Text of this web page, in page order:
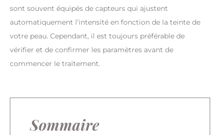
sont souvent équipés de capteurs qui ajustent
automatiquement l’intensité en fonction de la teinte de
votre peau. Cependant, il est toujours préférable de
vérifier et de confirmer les paramètres avant de
commencer le traitement.
Sommaire